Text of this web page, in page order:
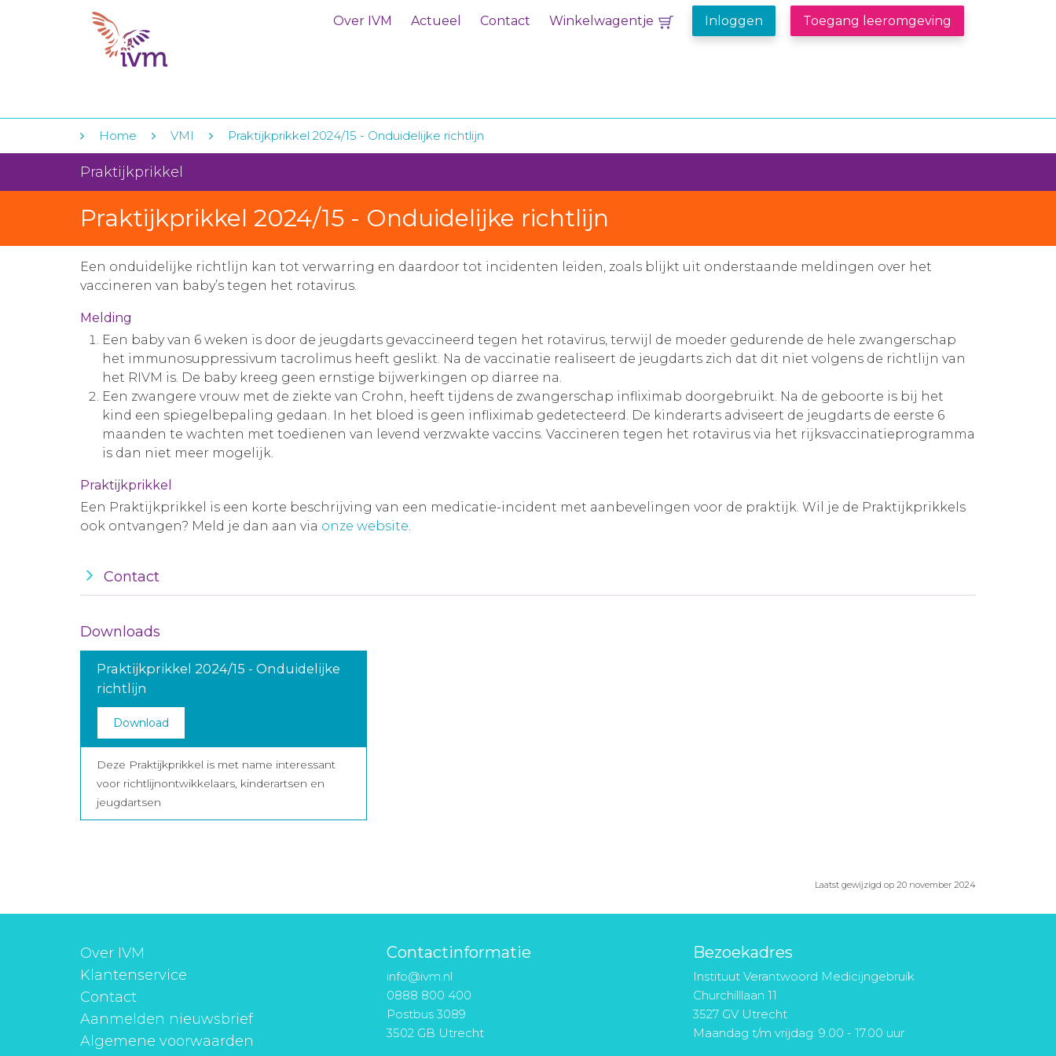
Over IVM Actueel Contact Winkelwagentje Inloggen Toegang leeromgeving
Home VMI Praktijkprikkel 2024/15 - Onduidelijke richtlijn
Praktijkprikkel
Praktijkprikkel 2024/15 - Onduidelijke richtlijn
Een onduidelijke richtlijn kan tot verwarring en daardoor tot incidenten leiden, zoals blijkt uit onderstaande meldingen over het
vaccineren van baby’s tegen het rotavirus.
Melding
Een baby van 6 weken is door de jeugdarts gevaccineerd tegen het rotavirus, terwijl de moeder gedurende de hele zwangerschap
het immunosuppressivum tacrolimus heeft geslikt. Na de vaccinatie realiseert de jeugdarts zich dat dit niet volgens de richtlijn van
het RIVM is. De baby kreeg geen ernstige bijwerkingen op diarree na.
Een zwangere vrouw met de ziekte van Crohn, heeft tijdens de zwangerschap infliximab doorgebruikt. Na de geboorte is bij het
kind een spiegelbepaling gedaan. In het bloed is geen infliximab gedetecteerd. De kinderarts adviseert de jeugdarts de eerste 6
maanden te wachten met toedienen van levend verzwakte vaccins. Vaccineren tegen het rotavirus via het rijksvaccinatieprogramma
is dan niet meer mogelijk.
Praktijkprikkel
Een Praktijkprikkel is een korte beschrijving van een medicatie-incident met aanbevelingen voor de praktijk. Wil je de Praktijkprikkels
ook ontvangen? Meld je dan aan via onze website.
Contact
Downloads
Praktijkprikkel 2024/15 - Onduidelijke
richtlijn
Download
Deze Praktijkprikkel is met name interessant
voor richtlijnontwikkelaars, kinderartsen en
jeugdartsen
Laatst gewijzigd op 20 november 2024
Over IVM
Klantenservice
Contact
Aanmelden nieuwsbrief
Algemene voorwaarden
Contactinformatie
info@ivm.nl
0888 800 400
Postbus 3089
3502 GB Utrecht
Bezoekadres
Instituut Verantwoord Medicijngebruik
Churchilllaan 11
3527 GV Utrecht
Maandag t/m vrijdag: 9.00 - 17.00 uur